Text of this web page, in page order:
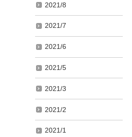
2021/8
2021/7
2021/6
2021/5
2021/3
2021/2
2021/1